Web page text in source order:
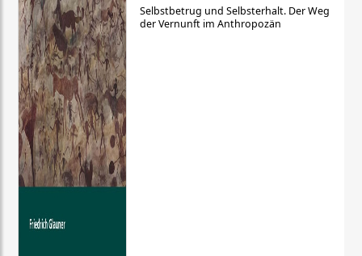
Selbstbetrug und Selbsterhalt. Der Weg
der Vernunft im Anthropozän